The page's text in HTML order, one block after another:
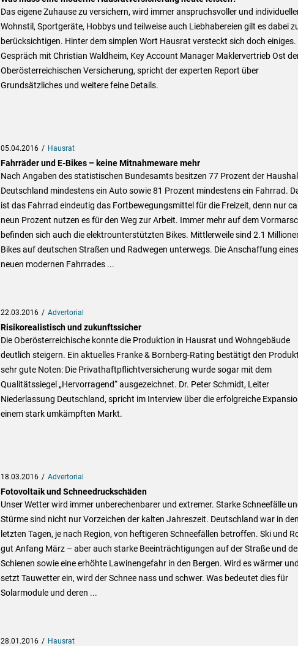
Das eigene Zuhause zu versichern, wird immer anspruchsvoller und
Wohnstil, Sportgeräte, Hobbys und teilweise auch Liebhabereien gilt es dabei
berücksichtigen. Hinter dem simplen Wort Hausrat versteckt sich doch einiges.
Gespräch mit Christian Waldheim, Key Account Manager Maklervertrieb Ost
Oberösterreichischen Versicherung, spricht der experten Report über
Grundsätzliches und weitere feine Details.
05.04.2016 Hausrat
Fahrräder und E-Bikes – keine Mitnahmeware mehr
Nach Angaben des statistischen Bundesamts besitzen 77 Prozent der
Deutschland mindestens ein Auto sowie 81 Prozent mindestens ein Fahrrad.
ist das Fahrrad eindeutig das Fortbewegungsmittel für die Freizeit, denn nur
neun Prozent nutzen es für den Weg zur Arbeit. Immer mehr auf dem
befinden sich auch die elektrounterstützten Bikes. Mittlerweile sind 2.1
Bikes auf deutschen Straßen und Radwegen unterwegs. Die Anschaffung eines
neuen modernen Fahrrades ...
22.03.2016 Advertorial
Risikorealistisch und zukunftssicher
Die Oberösterreichische konnte die Produktion in Hausrat und Wohngebäude
deutlich steigern. Ein aktuelles Franke & Bornberg-Rating bestätigt den
sehr gute Noten: Die Privathaftpflichtversicherung wurde sogar mit dem
Qualitätssiegel „Hervorragend“ ausgezeichnet. Dr. Peter Schmidt, Leiter
Niederlassung Deutschland, spricht im Interview über die erfolgreiche
einem stark umkämpften Markt.
18.03.2016 Advertorial
Fotovoltaik und Schneedruckschäden
Unser Wetter wird immer unberechenbarer und extremer. Starke Schneefälle
Stürme sind nicht nur Vorzeichen der kalten Jahreszeit. Deutschland war in den
letzten Tagen, je nach Region, von heftigeren Schneefällen betroffen. Ski und
gut Anfang März – aber auch starke Beeinträchtigungen auf der Straße und
Schienen sowie eine erhöhte Lawinengefahr in den Bergen. Wird es wärmer und
setzt Tauwetter ein, wird der Schnee nass und schwer. Was bedeutet dies für
Solarmodule und deren ...
28.01.2016 Hausrat